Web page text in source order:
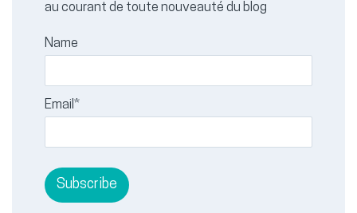
au courant de toute nouveauté du blog
Name
Email*